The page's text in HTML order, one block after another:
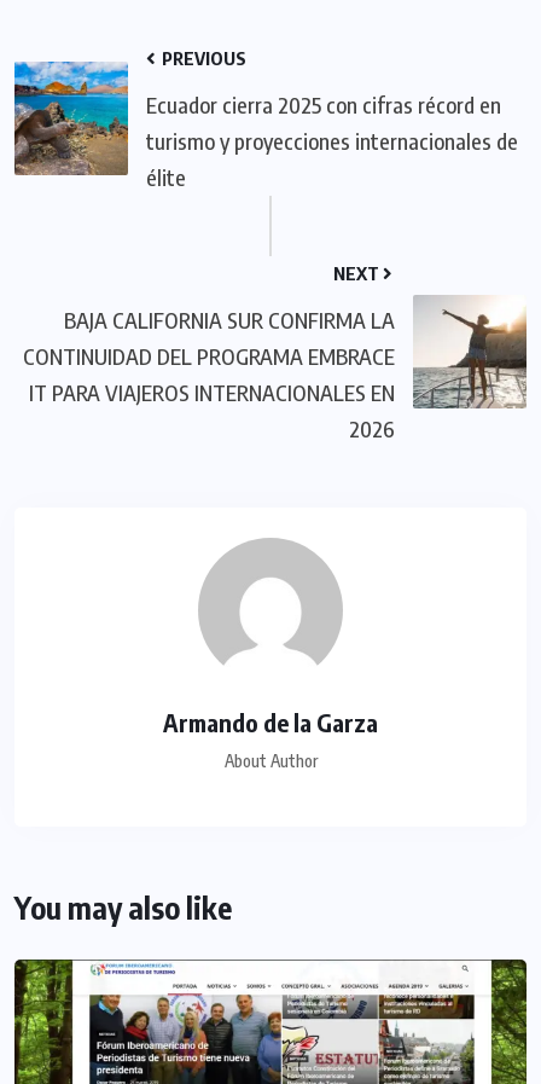
PREVIOUS
​Ecuador cierra 2025 con cifras récord en
turismo y proyecciones internacionales de
élite
NEXT
BAJA CALIFORNIA SUR CONFIRMA LA
CONTINUIDAD DEL PROGRAMA EMBRACE
IT PARA VIAJEROS INTERNACIONALES EN
2026
Armando de la Garza
About Author
You may also like